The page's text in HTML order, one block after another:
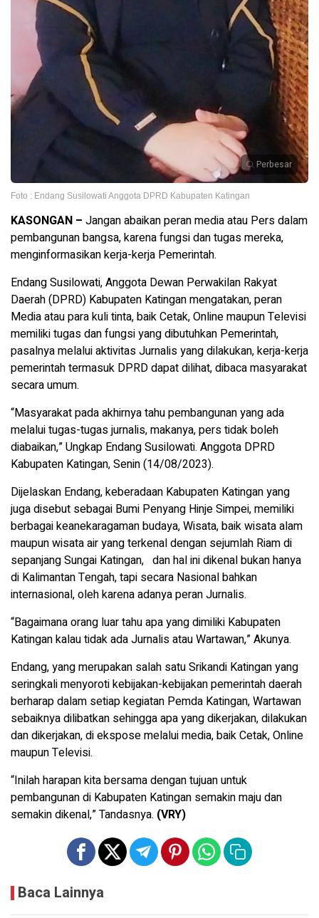
Perbesar
Foto : Endang Susilowati Anggota DPRD Kabupaten Katingan
KASONGAN – Jangan abaikan peran media atau Pers dalam
pembangunan bangsa, karena fungsi dan tugas mereka,
menginformasikan kerja-kerja Pemerintah.
Endang Susilowati, Anggota Dewan Perwakilan Rakyat
Daerah (DPRD) Kabupaten Katingan mengatakan, peran
Media atau para kuli tinta, baik Cetak, Online maupun Televisi
memiliki tugas dan fungsi yang dibutuhkan Pemerintah,
pasalnya melalui aktivitas Jurnalis yang dilakukan, kerja-kerja
pemerintah termasuk DPRD dapat dilihat, dibaca masyarakat
secara umum.
“Masyarakat pada akhirnya tahu pembangunan yang ada
melalui tugas-tugas jurnalis, makanya, pers tidak boleh
diabaikan,” Ungkap Endang Susilowati. Anggota DPRD
Kabupaten Katingan, Senin (14/08/2023).
Dijelaskan Endang, keberadaan Kabupaten Katingan yang
juga disebut sebagai Bumi Penyang Hinje Simpei, memiliki
berbagai keanekaragaman budaya, Wisata, baik wisata alam
maupun wisata air yang terkenal dengan sejumlah Riam di
sepanjang Sungai Katingan, dan hal ini dikenal bukan hanya
di Kalimantan Tengah, tapi secara Nasional bahkan
internasional, oleh karena adanya peran Jurnalis.
“Bagaimana orang luar tahu apa yang dimiliki Kabupaten
Katingan kalau tidak ada Jurnalis atau Wartawan,” Akunya.
Endang, yang merupakan salah satu Srikandi Katingan yang
seringkali menyoroti kebijakan-kebijakan pemerintah daerah
berharap dalam setiap kegiatan Pemda Katingan, Wartawan
sebaiknya dilibatkan sehingga apa yang dikerjakan, dilakukan
dan dikerjakan, di ekspose melalui media, baik Cetak, Online
maupun Televisi.
“Inilah harapan kita bersama dengan tujuan untuk
pembangunan di Kabupaten Katingan semakin maju dan
semakin dikenal,” Tandasnya. (VRY)
Baca Lainnya